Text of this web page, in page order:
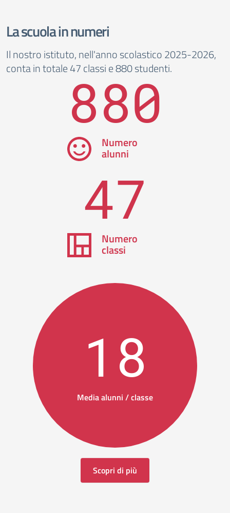
La scuola in numeri
Il nostro istituto, nell'anno scolastico 2025-2026,
conta in totale 47 classi e 880 studenti.
880
Numero
alunni
47
Numero
classi
18
Media alunni / classe
Scopri di più